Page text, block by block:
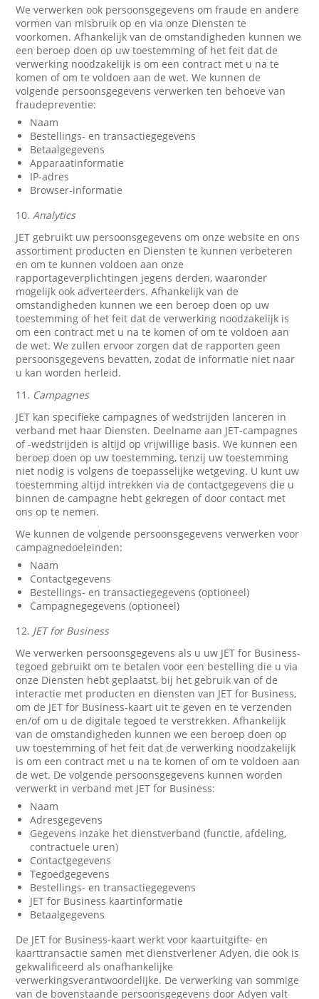
We verwerken ook persoonsgegevens om fraude en andere
vormen van misbruik op en via onze Diensten te
voorkomen. Afhankelijk van de omstandigheden kunnen we
een beroep doen op uw toestemming of het feit dat de
verwerking noodzakelijk is om een contract met u na te
komen of om te voldoen aan de wet. We kunnen de
volgende persoonsgegevens verwerken ten behoeve van
fraudepreventie:
Naam
Bestellings- en transactiegegevens
Betaalgegevens
Apparaatinformatie
IP-adres
Browser-informatie
10.Analytics
JET gebruikt uw persoonsgegevens om onze website en ons
assortiment producten en Diensten te kunnen verbeteren
en om te kunnen voldoen aan onze
rapportageverplichtingen jegens derden, waaronder
mogelijk ook adverteerders. Afhankelijk van de
omstandigheden kunnen we een beroep doen op uw
toestemming of het feit dat de verwerking noodzakelijk is
om een contract met u na te komen of om te voldoen aan
de wet. We zullen ervoor zorgen dat de rapporten geen
persoonsgegevens bevatten, zodat de informatie niet naar
u kan worden herleid.
11. Campagnes
JET kan specifieke campagnes of wedstrijden lanceren in
verband met haar Diensten. Deelname aan JET-campagnes
of -wedstrijden is altijd op vrijwillige basis. We kunnen een
beroep doen op uw toestemming, tenzij uw toestemming
niet nodig is volgens de toepasselijke wetgeving. U kunt uw
toestemming altijd intrekken via de contactgegevens die u
binnen de campagne hebt gekregen of door contact met
ons op te nemen.
We kunnen de volgende persoonsgegevens verwerken voor
campagnedoeleinden:
Naam
Contactgegevens
Bestellings- en transactiegegevens (optioneel)
Campagnegegevens (optioneel)
12. JET for Business
We verwerken persoonsgegevens als u uw JET for Business-
tegoed gebruikt om te betalen voor een bestelling die u via
onze Diensten hebt geplaatst, bij het gebruik van of de
interactie met producten en diensten van JET for Business,
om de JET for Business-kaart uit te geven en te verzenden
en/of om u de digitale tegoed te verstrekken. Afhankelijk
van de omstandigheden kunnen we een beroep doen op
uw toestemming of het feit dat de verwerking noodzakelijk
is om een contract met u na te komen of om te voldoen aan
de wet. De volgende persoonsgegevens kunnen worden
verwerkt in verband met JET for Business:
Naam
Adresgegevens
Gegevens inzake het dienstverband (functie, afdeling,
contractuele uren)
Contactgegevens
Tegoedgegevens
Bestellings- en transactiegegevens
JET for Business kaartinformatie
Betaalgegevens
De JET for Business-kaart werkt voor kaartuitgifte- en
kaarttransactie samen met dienstverlener Adyen, die ook is
gekwalificeerd als onafhankelijke
verwerkingsverantwoordelijke. De verwerking van sommige
van de bovenstaande persoonsgegevens door Adyen valt